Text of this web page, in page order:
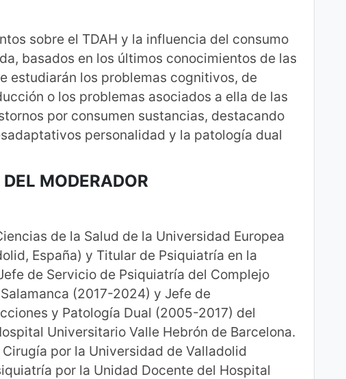
sobre el TDAH y la influencia del consumo
basados en los últimos conocimientos de las
estudiarán los problemas cognitivos, de
o los problemas asociados a ella de las
por consumen sustancias, destacando
personalidad y la patología dual
MODERADOR
de la Salud de la Universidad Europea
España) y Titular de Psiquiatría en la
de Servicio de Psiquiatría del Complejo
(2017-2024) y Jefe de
y Patología Dual (2005-2017) del
Universitario Valle Hebrón de Barcelona.
por la Universidad de Valladolid
por la Unidad Docente del Hospital